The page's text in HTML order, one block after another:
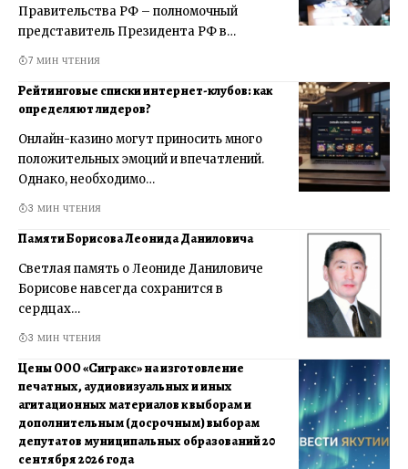
Правительства РФ – полномочный
представитель Президента РФ в…
7 МИН ЧТЕНИЯ
Рейтинговые списки интернет-клубов: как
определяют лидеров?
Онлайн-казино могут приносить много
положительных эмоций и впечатлений.
Однако, необходимо…
3 МИН ЧТЕНИЯ
Памяти Борисова Леонида Даниловича
Светлая память о Леониде Даниловиче
Борисове навсегда сохранится в
сердцах…
3 МИН ЧТЕНИЯ
Цены ООО «Сигракс» на изготовление
печатных, аудиовизуальных и иных
агитационных материалов к выборам и
дополнительным (досрочным) выборам
депутатов муниципальных образований 20
сентября 2026 года